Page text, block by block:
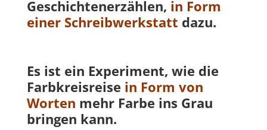
Geschichtenerzählen, in Form
einer Schreibwerkstatt dazu.
Es ist ein Experiment, wie die
Farbkreisreise in Form von
Worten mehr Farbe ins Grau
bringen kann.